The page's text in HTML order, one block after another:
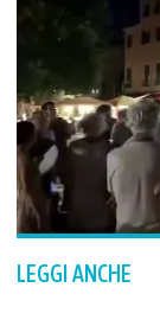
LEGGI ANCHE